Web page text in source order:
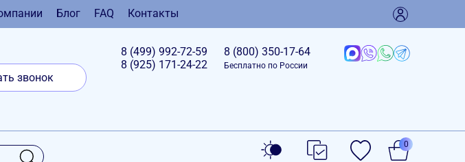
Блог FAQ Контакты
звонок
8 (499) 992-72-59
8 (925) 171-24-22
8 (800) 350-17-64
Бесплатно по России
0